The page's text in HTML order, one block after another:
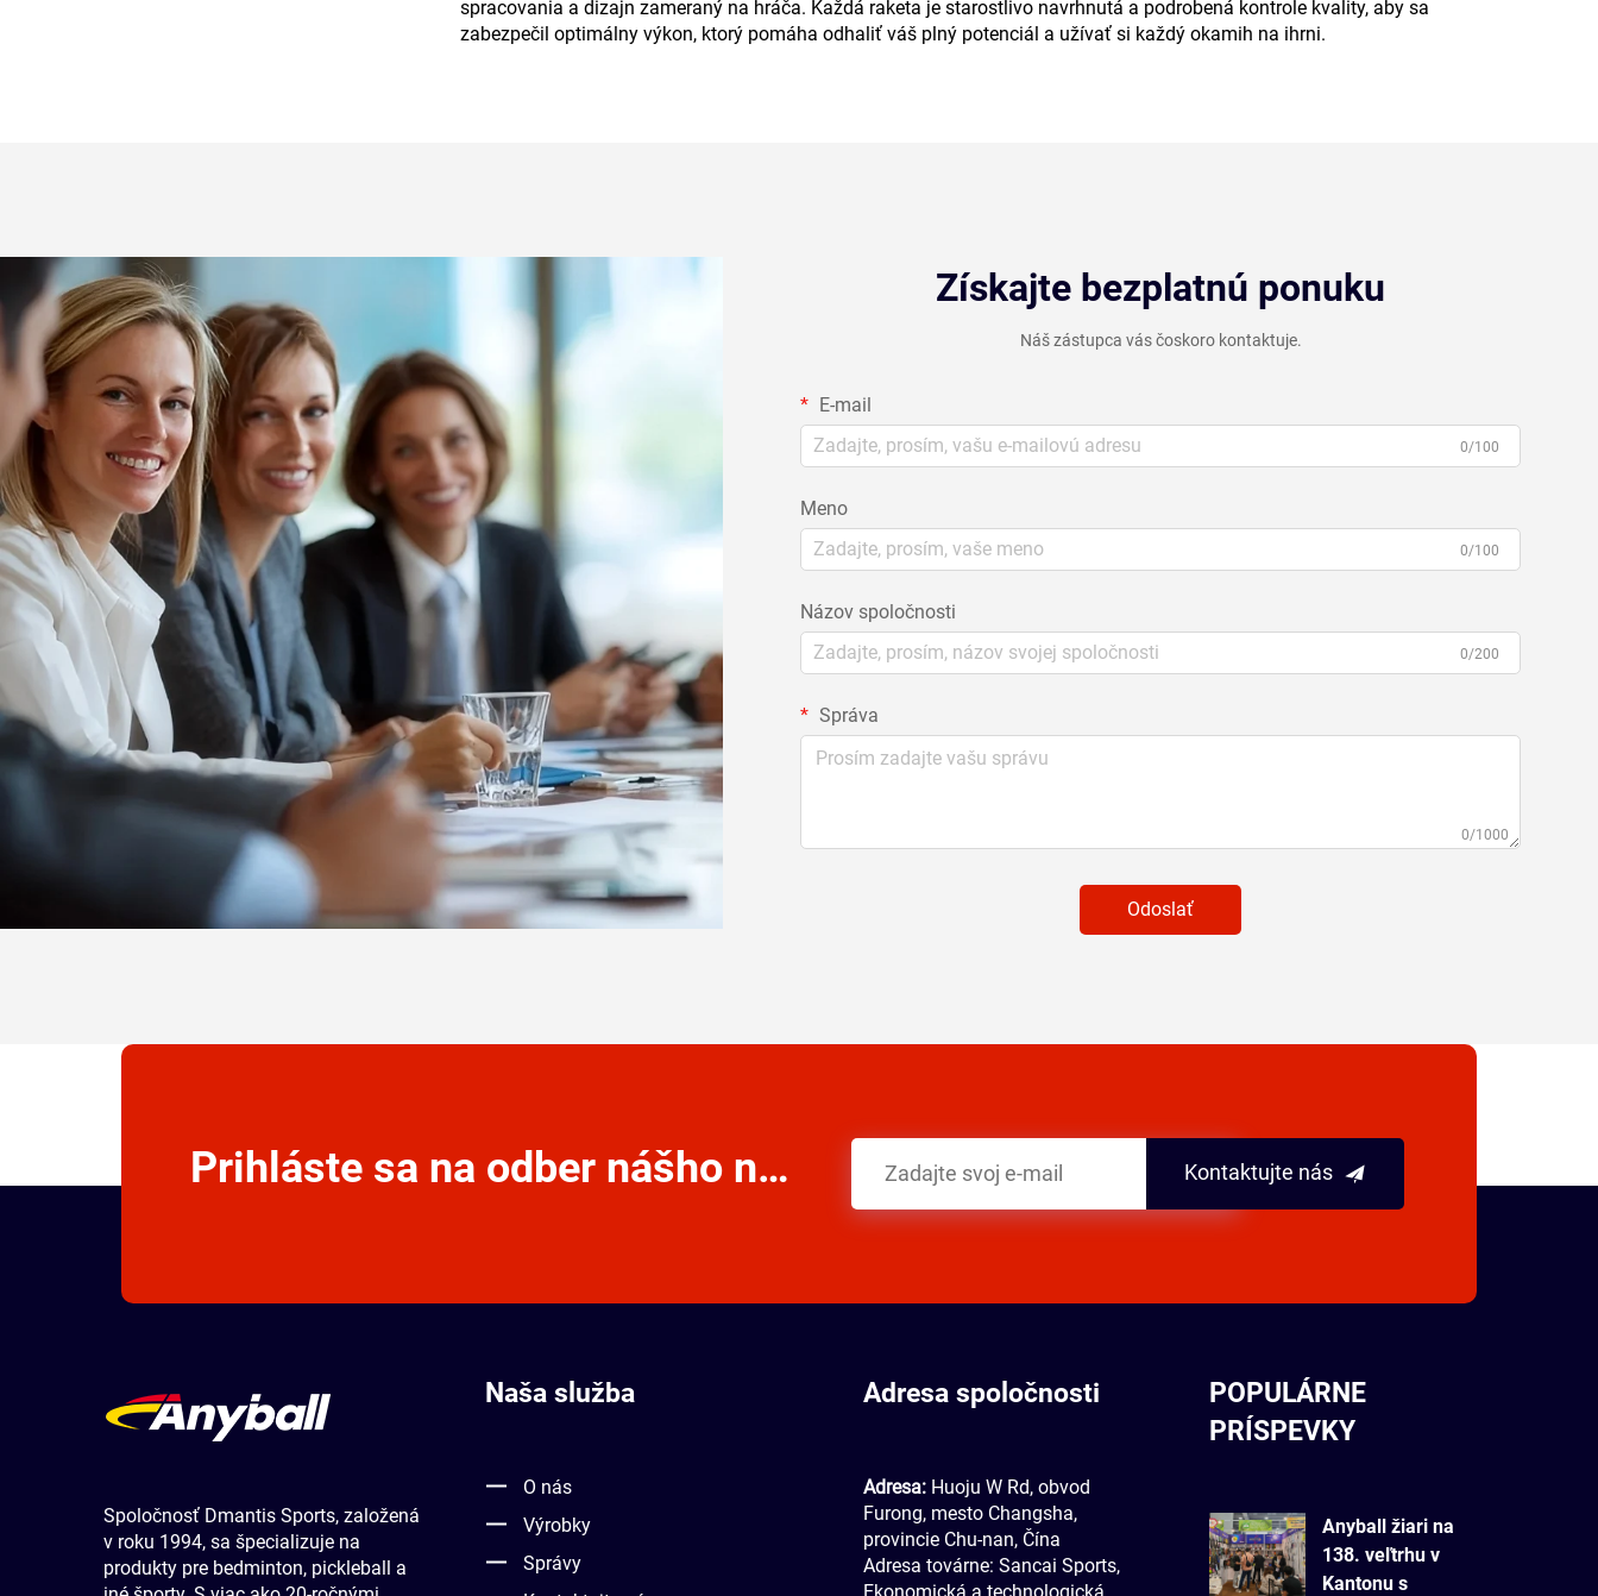
spracovania a dizajn zameraný na hráča. Každá raketa je starostlivo navrhnutá a podrobená kontrole kvality, aby sa
zabezpečil optimálny výkon, ktorý pomáha odhaliť váš plný potenciál a užívať si každý okamih na ihrni.
Získajte bezplatnú ponuku
Náš zástupca vás čoskoro kontaktuje.
E-mail
0/100
Meno
0/100
Názov spoločnosti
0/200
Správa
0/1000
Odoslať
Prihláste sa na odber nášho newslettera Kontaktujte nás
Spoločnosť Dmantis Sports, založená
v roku 1994, sa špecializuje na
produkty pre bedminton, pickleball a
Naša služba
O nás
Výrobky
Správy
Adresa spoločnosti
Adresa: Huoju W Rd, obvod
Furong, mesto Changsha,
provincie Chu-nan, Čína
Adresa továrne: Sancai Sports,
POPULÁRNE
PRÍSPEVKY
Anyball žiari na
138. veľtrhu v
Kantonu s